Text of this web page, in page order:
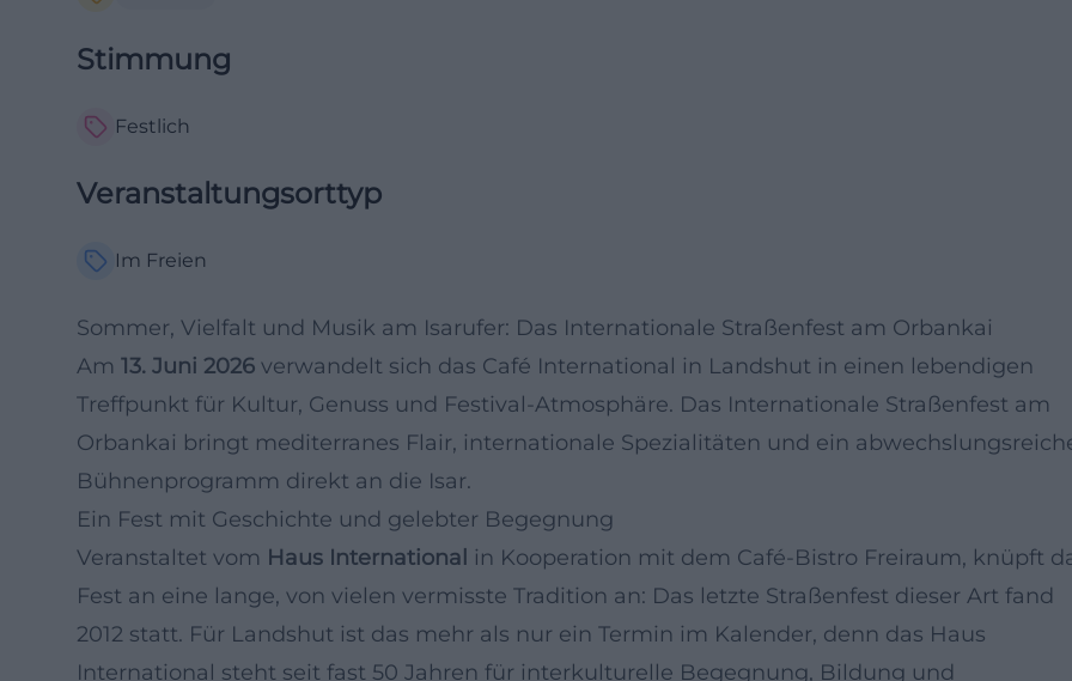
Stimmung
Festlich
Veranstaltungsorttyp
Im Freien
Sommer, Vielfalt und Musik am Isarufer: Das Internationale Straßenfest am Orbankai
Am 13. Juni 2026 verwandelt sich das Café International in Landshut in einen lebendigen
Treffpunkt für Kultur, Genuss und Festival-Atmosphäre. Das Internationale Straßenfest am
Orbankai bringt mediterranes Flair, internationale Spezialitäten und ein
Bühnenprogramm direkt an die Isar.
Ein Fest mit Geschichte und gelebter Begegnung
Veranstaltet vom Haus International in Kooperation mit dem Café-Bistro Freiraum, knüpft
Fest an eine lange, von vielen vermisste Tradition an: Das letzte Straßenfest dieser Art fand
2012 statt. Für Landshut ist das mehr als nur ein Termin im Kalender, denn das Haus
International steht seit fast 50 Jahren für interkulturelle Begegnung, Bildung und